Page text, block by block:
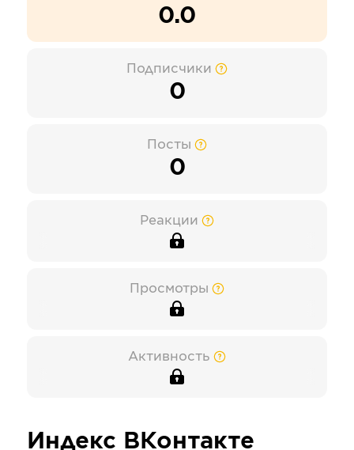
0.0
Подписчики
0
Посты
0
Реакции
Просмотры
Активность
Индекс ВКонтакте